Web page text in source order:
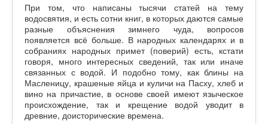
При том, что написаны тысячи статей на тему
водосвятия, и есть сотни книг, в которых даются самые
разные объяснения зимнего чуда, вопросов
появляется всё больше. В народных календарях и в
собраниях народных примет (поверий) есть, кстати
говоря, много интересных сведений, так или иначе
связанных с водой. И подобно тому, как блины на
Масленицу, крашеные яйца и куличи на Пасху, хлеб и
вино на причастие, в основе своей имеют языческое
происхождение, так и крещение водой уводит в
древние, доисторические времена.